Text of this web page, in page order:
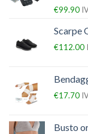
€99.90
Scarpe
€112.00
€17.70
Busto